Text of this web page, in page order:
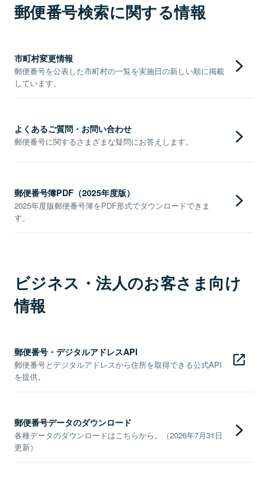
郵便番号検索に関する情報
市町村変更情報
郵便番号を公表した市町村の一覧を実施日の新しい順に掲載
しています。
よくあるご質問・お問い合わせ
郵便番号に関するさまざまな疑問にお答えします。
郵便番号簿PDF（2025年度版）
2025年度版郵便番号簿をPDF形式でダウンロードできま
す。
ビジネス・法人のお客さま向け
情報
郵便番号・デジタルアドレスAPI
郵便番号とデジタルアドレスから住所を取得できる公式API
を提供。
郵便番号データのダウンロード
各種データのダウンロードはこちらから。（2026年7月31日
更新）